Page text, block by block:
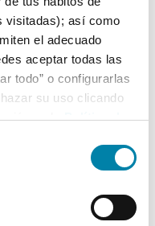
visitadas); así como
el adecuado
aceptar todas las
todo” o configurarlas
su uso clicando
en laPolítica de